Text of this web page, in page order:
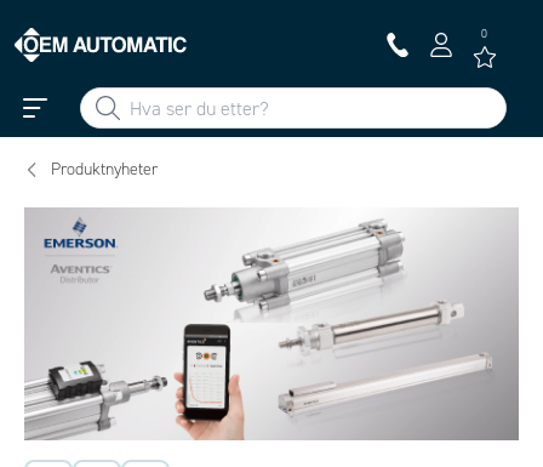
0
Produktnyheter